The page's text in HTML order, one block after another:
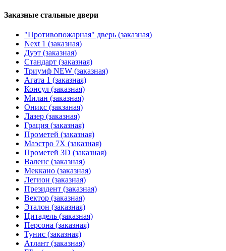
Заказные стальные двери
"Противопожарная" дверь (заказная)
Next 1 (заказная)
Дуэт (заказная)
Стандарт (заказная)
Триумф NEW (заказная)
Агата 1 (заказная)
Консул (заказная)
Милан (заказная)
Оникс (закзаная)
Лазер (заказная)
Грация (заказная)
Прометей (заказная)
Маэстро 7Х (заказная)
Прометей 3D (заказная)
Валенс (заказная)
Меккано (заказная)
Легион (заказная)
Президент (заказная)
Вектор (заказная)
Эталон (заказная)
Цитадель (заказная)
Персона (заказная)
Тунис (заказная)
Атлант (заказная)